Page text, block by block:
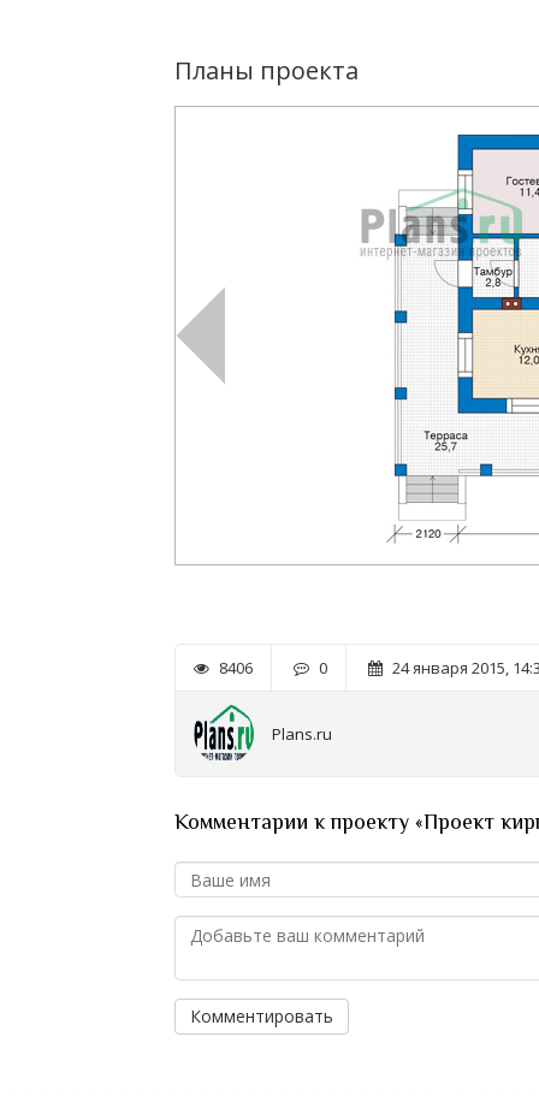
Планы проекта
8406 0 24 января 2015,
Plans.ru
Комментарии к проекту «Проект
Комментировать